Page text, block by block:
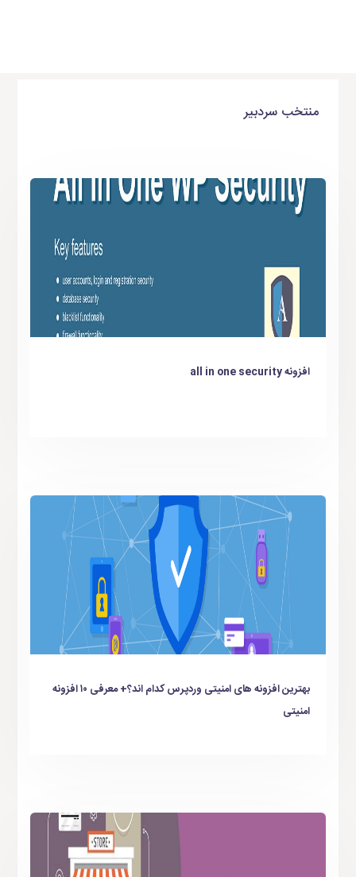
منتخب سردبیر
افزونه all in one security
بهترین افزونه های امنیتی وردپرس کدام اند؟+ معرفی ۱۰ افزونه
امنیتی